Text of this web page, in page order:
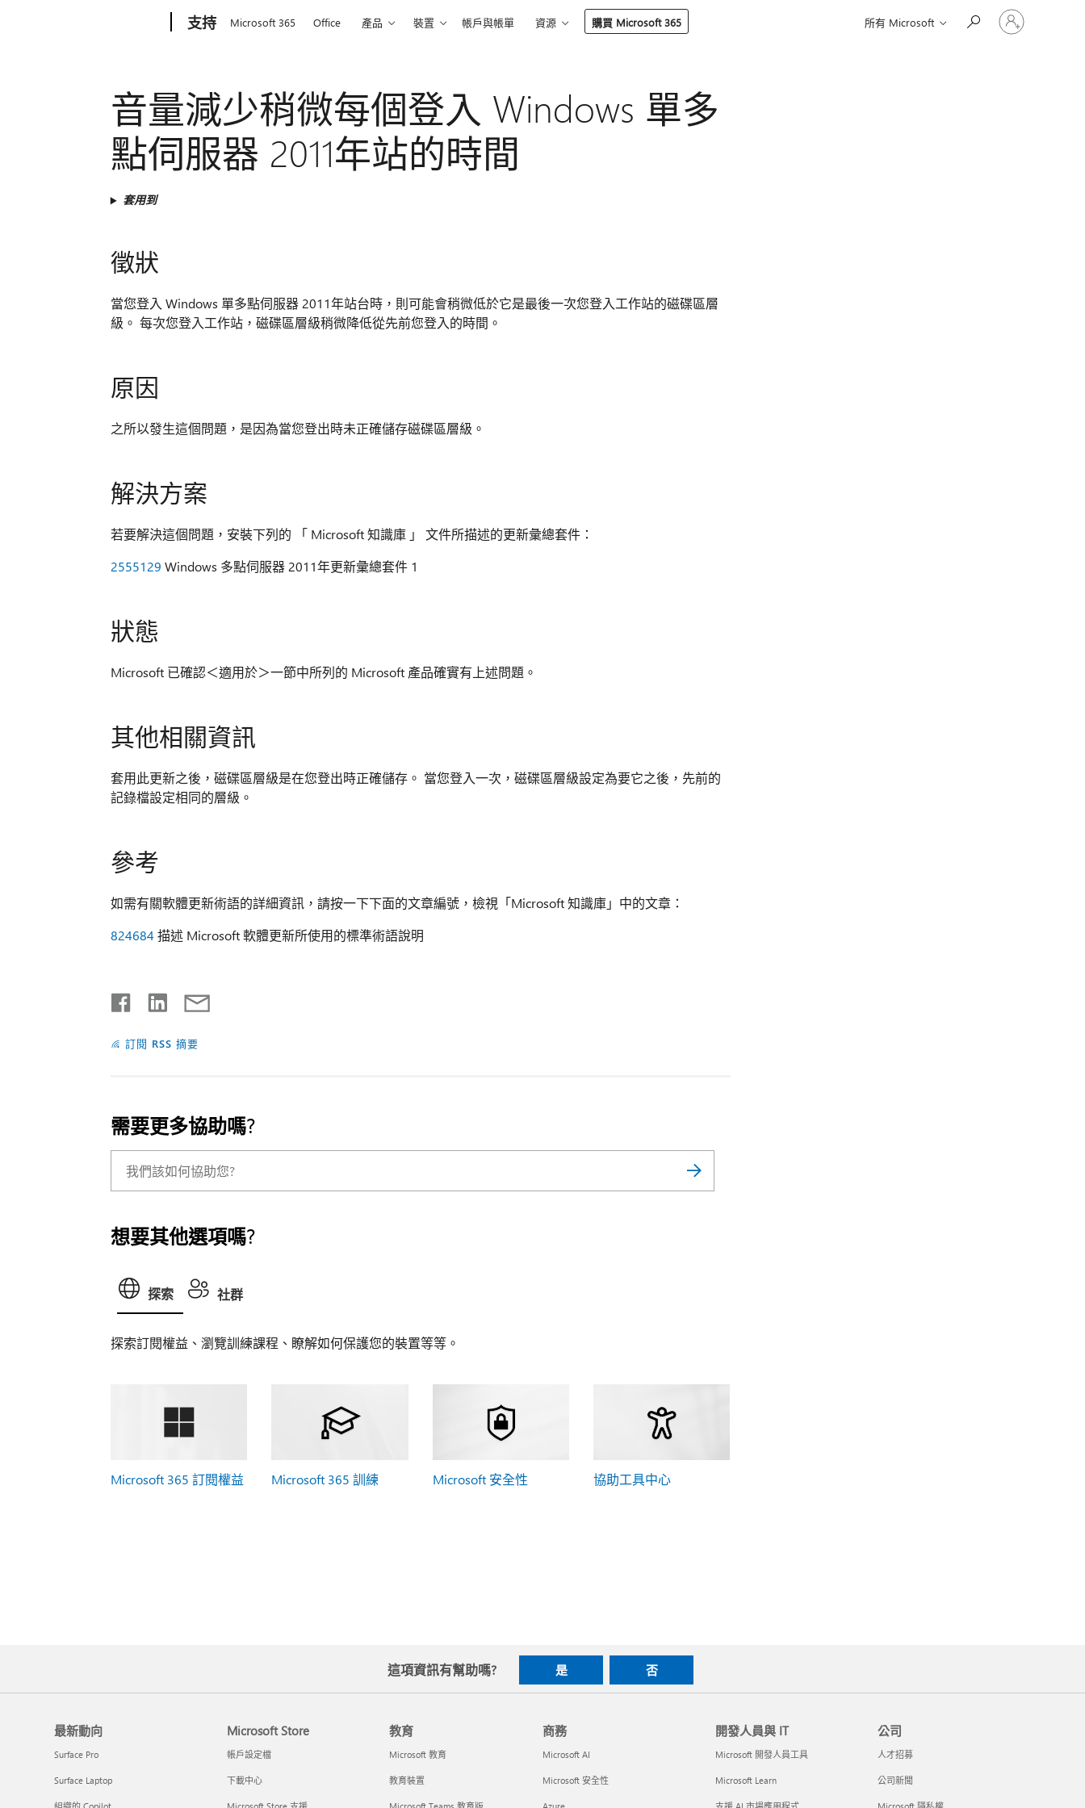
支持 Microsoft 365 Office 產品 裝置 帳戶與帳單 資源 購買 Microsoft 365 所有 Microsoft
登
入
音量減少稍微每個登入 Windows 單多
點伺服器 2011年站的時間
套用到
徵狀
當您登入 Windows 單多點伺服器 2011年站台時，則可能會稍微低於它是最後一次您登入工作站的磁碟區層
級。 每次您登入工作站，磁碟區層級稍微降低從先前您登入的時間。
原因
之所以發生這個問題，是因為當您登出時未正確儲存磁碟區層級。
解決方案
若要解決這個問題，安裝下列的 「 Microsoft 知識庫 」 文件所描述的更新彙總套件：
2555129 Windows 多點伺服器 2011年更新彙總套件 1
狀態
Microsoft 已確認＜適用於＞一節中所列的 Microsoft 產品確實有上述問題。
其他相關資訊
套用此更新之後，磁碟區層級是在您登出時正確儲存。 當您登入一次，磁碟區層級設定為要它之後，先前的
記錄檔設定相同的層級。
參考
如需有關軟體更新術語的詳細資訊，請按一下下面的文章編號，檢視「Microsoft 知識庫」中的文章：
824684 描述 Microsoft 軟體更新所使用的標準術語說明
訂閱 RSS 摘要
需要更多協助嗎?
想要其他選項嗎?
探索 社群
探索訂閱權益、瀏覽訓練課程、瞭解如何保護您的裝置等等。
Microsoft 365 訂閱權益 Microsoft 365 訓練 Microsoft 安全性 協助工具中心
這項資訊有幫助嗎? 是 否
最新動向
Surface Pro
Surface Laptop
Microsoft Store
帳戶設定檔
下載中心
教育
Microsoft 教育
教育裝置
商務
Microsoft AI
Microsoft 安全性
開發人員與 IT
Microsoft 開發人員工具
Microsoft Learn
公司
人才招募
公司新聞